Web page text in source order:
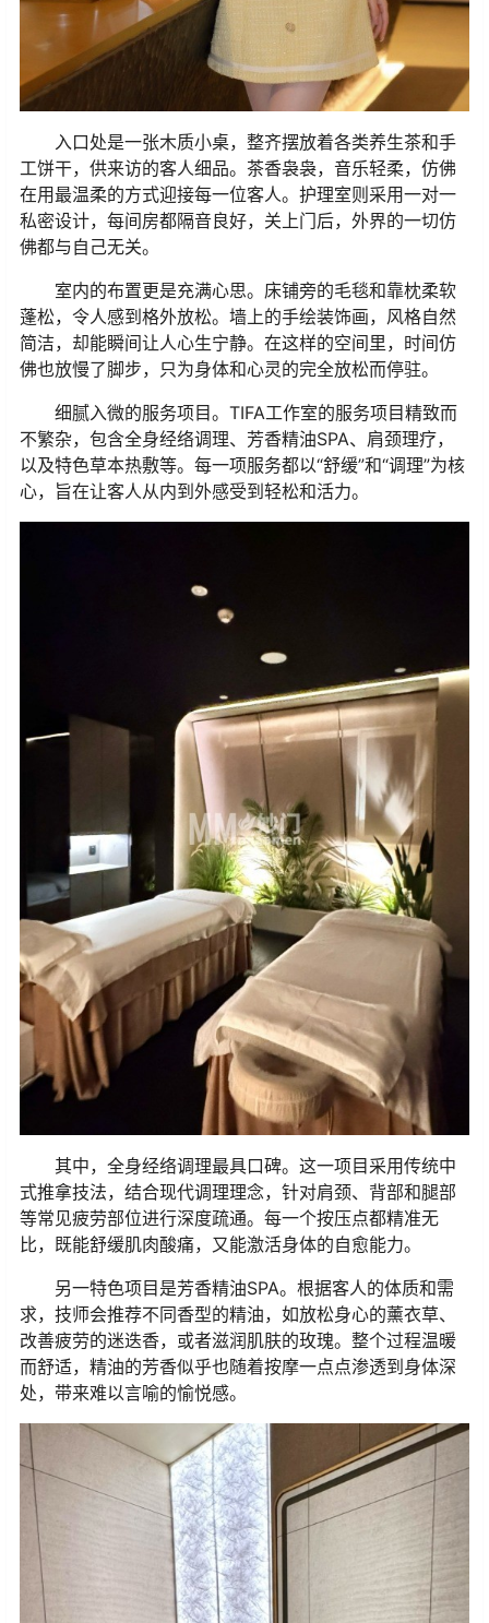
入口处是一张木质小桌，整齐摆放着各类养生茶和手
工饼干，供来访的客人细品。茶香袅袅，音乐轻柔，仿佛
在用最温柔的方式迎接每一位客人。护理室则采用一对一
私密设计，每间房都隔音良好，关上门后，外界的一切仿
佛都与自己无关。
室内的布置更是充满心思。床铺旁的毛毯和靠枕柔软
蓬松，令人感到格外放松。墙上的手绘装饰画，风格自然
简洁，却能瞬间让人心生宁静。在这样的空间里，时间仿
佛也放慢了脚步，只为身体和心灵的完全放松而停驻。
细腻入微的服务项目。TIFA工作室的服务项目精致而
不繁杂，包含全身经络调理、芳香精油SPA、肩颈理疗，
以及特色草本热敷等。每一项服务都以“舒缓”和“调理”为核
心，旨在让客人从内到外感受到轻松和活力。
其中，全身经络调理最具口碑。这一项目采用传统中
式推拿技法，结合现代调理理念，针对肩颈、背部和腿部
等常见疲劳部位进行深度疏通。每一个按压点都精准无
比，既能舒缓肌肉酸痛，又能激活身体的自愈能力。
另一特色项目是芳香精油SPA。根据客人的体质和需
求，技师会推荐不同香型的精油，如放松身心的薰衣草、
改善疲劳的迷迭香，或者滋润肌肤的玫瑰。整个过程温暖
而舒适，精油的芳香似乎也随着按摩一点点渗透到身体深
处，带来难以言喻的愉悦感。